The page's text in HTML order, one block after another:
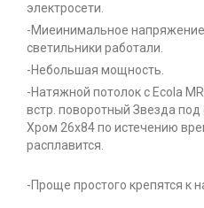
электросети.
-Миеинимальное напряжение
светильники работали.
-Небольшая мощность.
-Натяжной потолок с Ecola
встр. поворотный Звезда
Хром 26x84 по истечению
расплавится.
-Проще простого крепятся к